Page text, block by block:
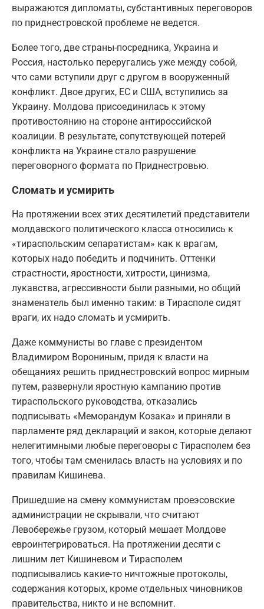
выражаются дипломаты, субстантивных переговоров
по приднестровской проблеме не ведется.
Более того, две страны-посредника, Украина и
Россия, настолько переругались уже между собой,
что сами вступили друг с другом в вооруженный
конфликт. Двое других, ЕС и США, вступились за
Украину. Молдова присоединилась к этому
противостоянию на стороне антироссийской
коалиции. В результате, сопутствующей потерей
конфликта на Украине стало разрушение
переговорного формата по Приднестровью.
Сломать и усмирить
На протяжении всех этих десятилетий представители
молдавского политического класса относились к
«тираспольским сепаратистам» как к врагам,
которых надо победить и подчинить. Оттенки
страстности, яростности, хитрости, цинизма,
лукавства, агрессивности были разными, но общий
знаменатель был именно таким: в Тирасполе сидят
враги, их надо сломать и усмирить.
Даже коммунисты во главе с президентом
Владимиром Ворониным, придя к власти на
обещаниях решить приднестровский вопрос мирным
путем, развернули яростную кампанию против
тираспольского руководства, отказались
подписывать «Меморандум Козака» и приняли в
парламенте ряд деклараций и закон, которые делают
нелегитимными любые переговоры с Тирасполем без
того, чтобы там сменилась власть на условиях и по
правилам Кишинева.
Пришедшие на смену коммунистам проеэсовские
администрации не скрывали, что считают
Левобережье грузом, который мешает Молдове
евроинтегрироваться. На протяжении десяти с
лишним лет Кишиневом и Тирасполем
подписывались какие-то ничтожные протоколы,
содержания которых, кроме отдельных чиновников
правительства, никто и не вспомнит.